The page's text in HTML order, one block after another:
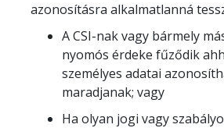
azonosításra alkalmatlanná
A CSI-nak vagy bármely
nyomós érdeke fűződik
személyes adatai
maradjanak; vagy
Ha olyan jogi vagy